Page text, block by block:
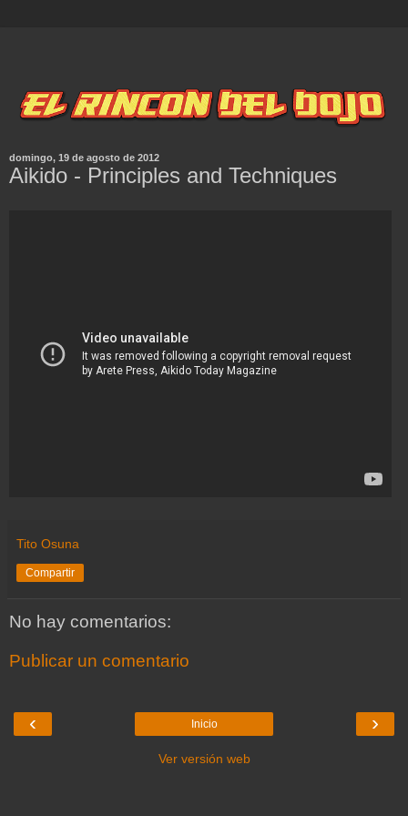
domingo, 19 de agosto de 2012
Aikido - Principles and Techniques
Tito Osuna
Compartir
No hay comentarios:
Publicar un comentario
‹ ›
Inicio
Ver versión web